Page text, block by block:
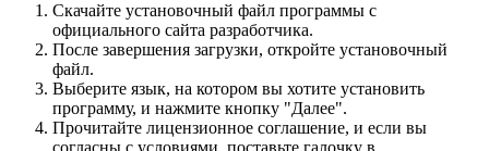
Скачайте установочный файл программы с
официального сайта разработчика.
После завершения загрузки, откройте установочный
файл.
Выберите язык, на котором вы хотите установить
программу, и нажмите кнопку "Далее".
Прочитайте лицензионное соглашение, и если вы